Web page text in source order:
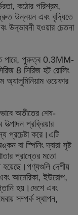
কঠোর পরিশ্রম,
উন্নয়ন এবং বৃদ্ধিতে
উদ্ভাবনী হওয়ার চেতনা
পারে, পুরুত্ব 0.3MM-
8 সিরিজ হট রোলিং
ওয়েফার
অতীতের শেষ-
প্রক্রিয়ার
প্রচেষ্টা করে।এটি
বা স্পিনিং দ্বারা সৃষ্ট
প্রান্তের মতো
হয়েছে।পণ্যগুলি দেশীয়
আমেরিকা, ইউরোপ,
হয়।দেশে এবং
সম্পর্ক স্থাপন,